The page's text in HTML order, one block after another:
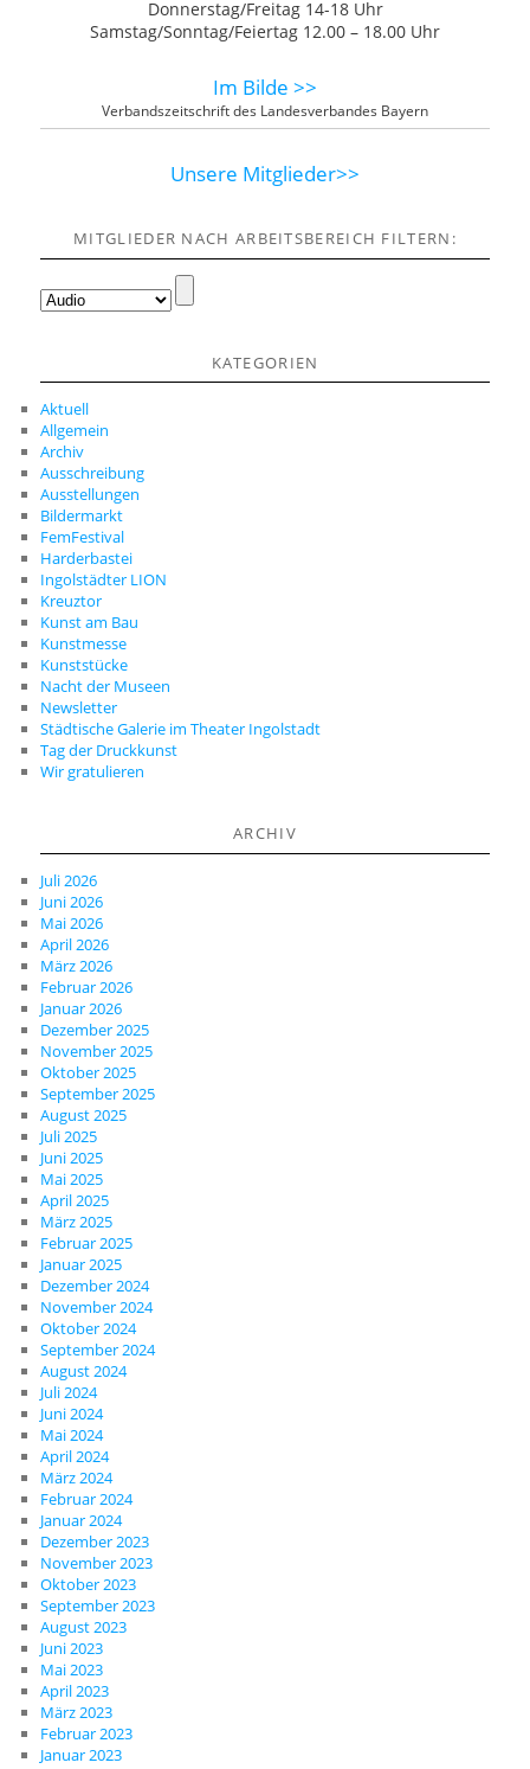
Donnerstag/Freitag 14-18 Uhr
Samstag/Sonntag/Feiertag 12.00 – 18.00 Uhr
Im Bilde >>
Verbandszeitschrift des Landesverbandes Bayern
Unsere Mitglieder>>
MITGLIEDER NACH ARBEITSBEREICH FILTERN:
KATEGORIEN
Aktuell
Allgemein
Archiv
Ausschreibung
Ausstellungen
Bildermarkt
FemFestival
Harderbastei
Ingolstädter LION
Kreuztor
Kunst am Bau
Kunstmesse
Kunststücke
Nacht der Museen
Newsletter
Städtische Galerie im Theater Ingolstadt
Tag der Druckkunst
Wir gratulieren
ARCHIV
Juli 2026
Juni 2026
Mai 2026
April 2026
März 2026
Februar 2026
Januar 2026
Dezember 2025
November 2025
Oktober 2025
September 2025
August 2025
Juli 2025
Juni 2025
Mai 2025
April 2025
März 2025
Februar 2025
Januar 2025
Dezember 2024
November 2024
Oktober 2024
September 2024
August 2024
Juli 2024
Juni 2024
Mai 2024
April 2024
März 2024
Februar 2024
Januar 2024
Dezember 2023
November 2023
Oktober 2023
September 2023
August 2023
Juni 2023
Mai 2023
April 2023
März 2023
Februar 2023
Januar 2023